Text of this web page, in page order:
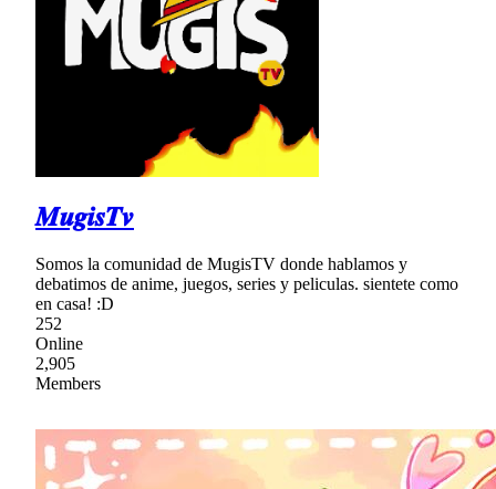
𝑴𝒖𝒈𝒊𝒔𝑻𝒗
Somos la comunidad de MugisTV donde hablamos y
debatimos de anime, juegos, series y peliculas. sientete como
en casa! :D
252
Online
2,905
Members